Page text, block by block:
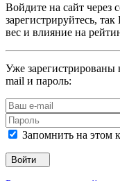
Войдите на сайт через
зарегистрируйтесь,
вес и влияние на
Уже зарегистрированы
mail и пароль:
Запомнить на этом
Войти